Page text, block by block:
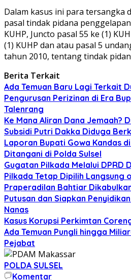
Dalam kasus ini para tersangka
pasal tindak pidana
KUHP, Juncto pasal 55 ke (1)
(1) KUHP dan atau pasal 5
tahun 2010, tentang tindak
Berita Terkait
Ada Temuan Baru Lagi Terkait
Pengurusan Perizinan di Era
Talenrang
Ke Mana Aliran Dana Jemaah?
Subsidi Putri Dakka Diduga
Laporan Bupati Gowa Kandas
Ditangani di Polda Sulsel
Gugatan Pilkada Melalui DPRD
Pilkada Tetap Dipilih Langsung
Praperadilan Bahtiar
Putusan dan Siapkan
Nanas
Kasus Korupsi Perkimtan
Ada Temuan Pungli hingga
Pejabat
POLDA SULSEL
Komentar